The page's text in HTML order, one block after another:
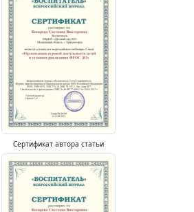
Сертификат автора статьи